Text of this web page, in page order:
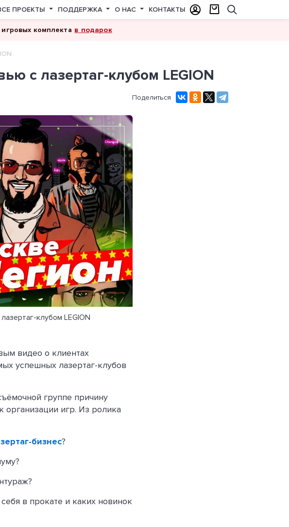
ПРОЕКТЫ ПОДДЕРЖКА О НАС КОНТАКТЫ
игровых комплекта в подарок
с лазертаг-клубом LEGION
Поделиться
клубом LEGION
видео о клиентах
успешных лазертаг-клубов
группе причину
организации игр. Из ролика
бизнес?
в прокате и каких новинок